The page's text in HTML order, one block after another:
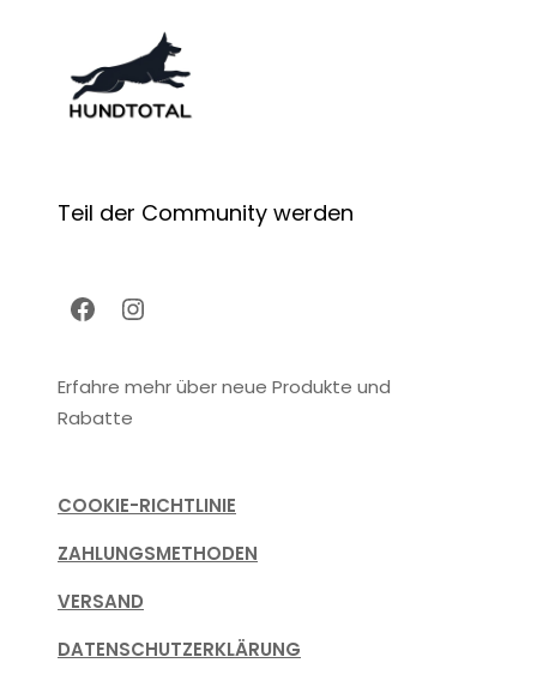
Die
Optionen
können
Produktseite
Teil der Community werden
Facebook Instagram
Erfahre mehr über neue Produkte und
Rabatte
COOKIE-RICHTLINIE
ZAHLUNGSMETHODEN
VERSAND
DATENSCHUTZERKLÄRUNG